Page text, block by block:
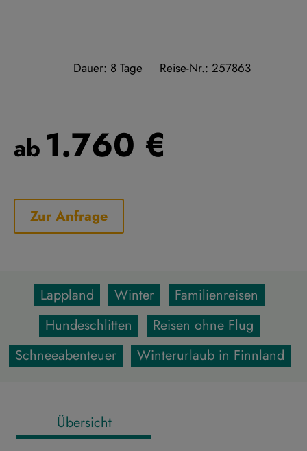
Dauer: 8 Tage Reise-Nr.: 257863
ab 1.760 €
Zur Anfrage
Lappland Winter
Familienreisen
Hundeschlitten
Reisen ohne Flug
Schneeabenteuer
Winterurlaub in Finnland
Übersicht